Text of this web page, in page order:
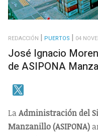
REDACCIÓN PUERTOS 04
José Ignacio
de ASIPONA
LaAdministración del
Manzanillo (ASIPONA)